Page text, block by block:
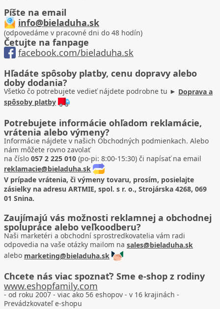
Píšte na email
info@bieladuha.sk
(odpovedáme v pracovné dni do 48 hodín)
Četujte na fanpage
facebook.com/bieladuha.sk
Hľadáte spôsoby platby, cenu dopravy alebo
doby dodania?
Všetko čo potrebujete vedieť nájdete podrobne tu ► Doprava a
spôsoby platby
Potrebujete informácie ohľadom reklamácie,
vrátenia alebo výmeny?
Informácie nájdete v našich Obchodných podmienkach. Alebo
nám môžete rovno zavolať
na číslo 057 2 225 010 (po-pi: 8:00-15:30) či napísať na email
reklamacie@bieladuha.sk
V prípade vrátenia, či výmeny tovaru, prosím, posielajte
zásielky na adresu ARTMIE, spol. s r. o., Strojárska 4268, 069
01 Snina.
Zaujímajú vás možnosti reklamnej a obchodnej
spolupráce alebo veľkoodberu?
Naši marketéri a obchodní sprostredkovatelia vám radi
odpovedia na vaše otázky mailom na sales@bieladuha.sk
alebo marketing@bieladuha.sk
Chcete nás viac spoznať? Sme e-shop z rodiny
www.eshopfamily.com
- od roku 2007 - viac ako 56 eshopov - v 16 krajinách -
Prevádzkovateľ e-shopu